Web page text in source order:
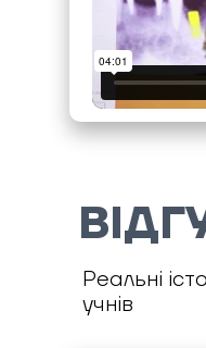
Реальні
учнів